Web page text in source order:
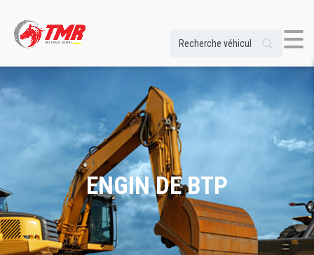
ENGIN DE BTP